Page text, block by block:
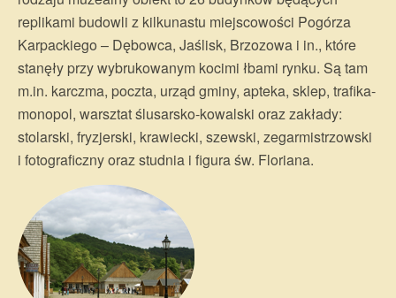
replikami budowli z kilkunastu miejscowości Pogórza
Karpackiego – Dębowca, Jaślisk, Brzozowa i in., które
stanęły przy wybrukowanym kocimi łbami rynku. Są tam
m.in. karczma, poczta, urząd gminy, apteka, sklep, trafika-
monopol, warsztat ślusarsko-kowalski oraz zakłady:
stolarski, fryzjerski, krawiecki, szewski, zegarmistrzowski
i fotograficzny oraz studnia i figura św. Floriana.